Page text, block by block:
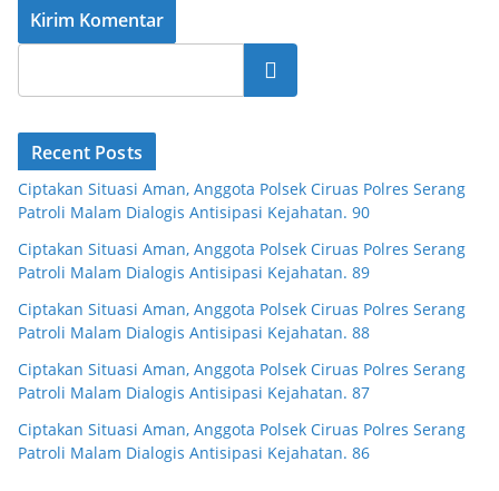
Cari
Recent Posts
Ciptakan Situasi Aman, Anggota Polsek Ciruas Polres Serang
Patroli Malam Dialogis Antisipasi Kejahatan. 90
Ciptakan Situasi Aman, Anggota Polsek Ciruas Polres Serang
Patroli Malam Dialogis Antisipasi Kejahatan. 89
Ciptakan Situasi Aman, Anggota Polsek Ciruas Polres Serang
Patroli Malam Dialogis Antisipasi Kejahatan. 88
Ciptakan Situasi Aman, Anggota Polsek Ciruas Polres Serang
Patroli Malam Dialogis Antisipasi Kejahatan. 87
Ciptakan Situasi Aman, Anggota Polsek Ciruas Polres Serang
Patroli Malam Dialogis Antisipasi Kejahatan. 86